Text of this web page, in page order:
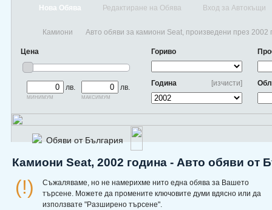
Нова Обява Редактиране на Обява Вход за Автокъщи
Камиони Авто обяви за камиони Seat, произведени през 2002
Цена
лв.
минимум
лв.
максимум
Гориво
[изчисти]
Година
Обяви от България
Камиони Seat, 2002 година - Авто обяви от
(!)
Съжаляваме, но не намерихме нито една обява за Вашето
търсене. Можете да промените ключовите думи вдясно или да
използвате "Разширено търсене".